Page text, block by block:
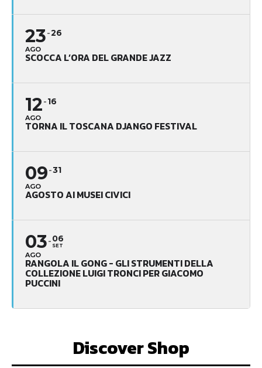
23
AGO
26
SCOCCA L’ORA DEL GRANDE JAZZ
12
AGO
16
TORNA IL TOSCANA DJANGO FESTIVAL
09
AGO
31
AGOSTO AI MUSEI CIVICI
03
AGO
06
SET
RANGOLA IL GONG - GLI STRUMENTI DELLA
COLLEZIONE LUIGI TRONCI PER GIACOMO
PUCCINI
Discover Shop